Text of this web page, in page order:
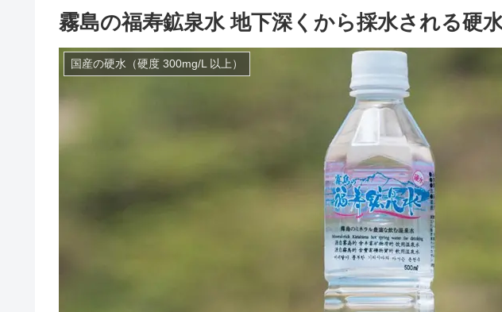
霧島の福寿鉱泉水 地下深くから採水される硬
国産の硬水（硬度 300mg/L 以上）